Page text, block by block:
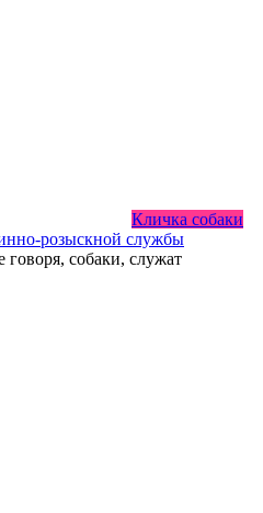
Кличка собаки
розыскной службы
собаки, служат